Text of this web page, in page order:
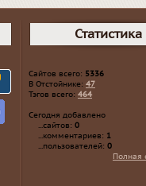
Статистика
Сайтов всего: 5336
В Отстойнике: 47
Тэгов всего: 464
Сегодня добавлено
...сайтов: 0
...комментариев: 1
...пользователей: 0
Полная